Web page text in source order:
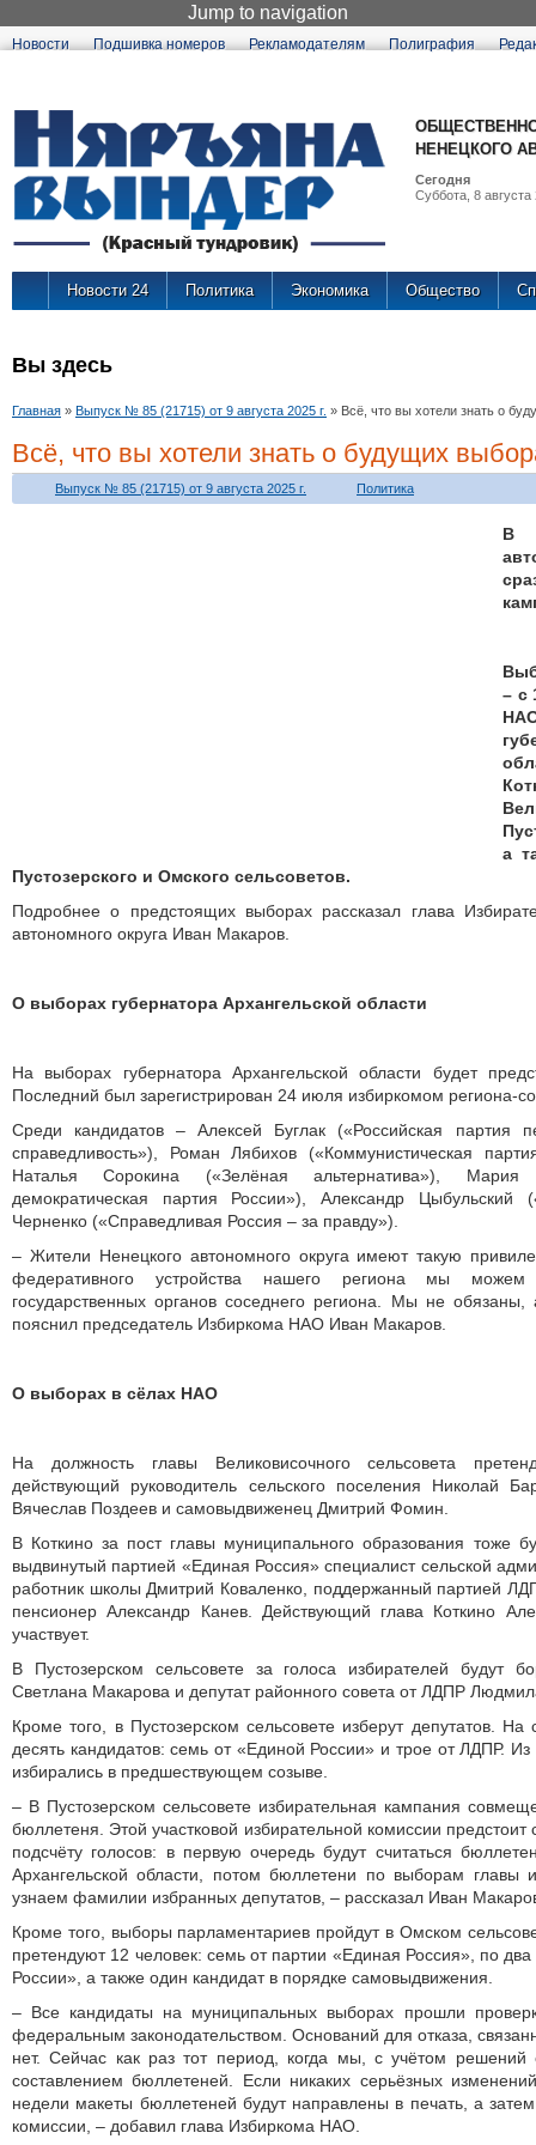
Jump to navigation
Новости Подшивка номеров Рекламодателям Полиграфия
НЕНЕЦКОГО
Сегодня
Суббота, 8 августа
Новости 24 Политика Экономика Общество
Вы здесь
Главная » Выпуск № 85 (21715) от 9 августа 2025 г. » Всё, что вы хотели знать о
Всё, что вы хотели знать о будущих
Выпуск № 85 (21715) от 9 августа 2025 г. Политика
В
– с
а
Пустозерского и Омского сельсоветов.
Подробнее о предстоящих выборах рассказал глава
автономного округа Иван Макаров.
О выборах губернатора Архангельской области
На выборах губернатора Архангельской области будет
Последний был зарегистрирован 24 июля избиркомом региона-
Среди кандидатов – Алексей Буглак («Российская партия
справедливость»), Роман Лябихов («Коммунистическая
Наталья Сорокина («Зелёная альтернатива»), Мария
демократическая партия России»), Александр
Черненко («Справедливая Россия – за правду»).
– Жители Ненецкого автономного округа имеют такую
федеративного устройства нашего региона мы
государственных органов соседнего региона. Мы не
пояснил председатель Избиркома НАО Иван Макаров.
О выборах в сёлах НАО
На должность главы Великовисочного сельсовета
действующий руководитель сельского поселения Николай
Вячеслав Поздеев и самовыдвиженец Дмитрий Фомин.
В Коткино за пост главы муниципального образования тоже
выдвинутый партией «Единая Россия» специалист сельской
работник школы Дмитрий Коваленко, поддержанный партией
пенсионер Александр Канев. Действующий глава Коткино
участвует.
В Пустозерском сельсовете за голоса избирателей будут
Светлана Макарова и депутат районного совета от ЛДПР
Кроме того, в Пустозерском сельсовете изберут депутатов.
десять кандидатов: семь от «Единой России» и трое от ЛДПР.
избирались в предшествующем созыве.
– В Пустозерском сельсовете избирательная кампания
бюллетеня. Этой участковой избирательной комиссии
подсчёту голосов: в первую очередь будут считаться
Архангельской области, потом бюллетени по выборам
узнаем фамилии избранных депутатов, – рассказал Иван
Кроме того, выборы парламентариев пройдут в Омском
претендуют 12 человек: семь от партии «Единая Россия», по
России», а также один кандидат в порядке самовыдвижения.
– Все кандидаты на муниципальных выборах прошли
федеральным законодательством. Оснований для отказа,
нет. Сейчас как раз тот период, когда мы, с учётом решений
составлением бюллетеней. Если никаких серьёзных
недели макеты бюллетеней будут направлены в печать, а
комиссии, – добавил глава Избиркома НАО.